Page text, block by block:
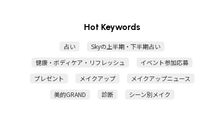
Hot Keywords
占い
Skyの上半期・下半期占い
健康・ボディケア・リフレッシュ
イベント参加応募
プレゼント
メイクアップ
メイクアップニュース
美的GRAND
診断 シーン別メイク